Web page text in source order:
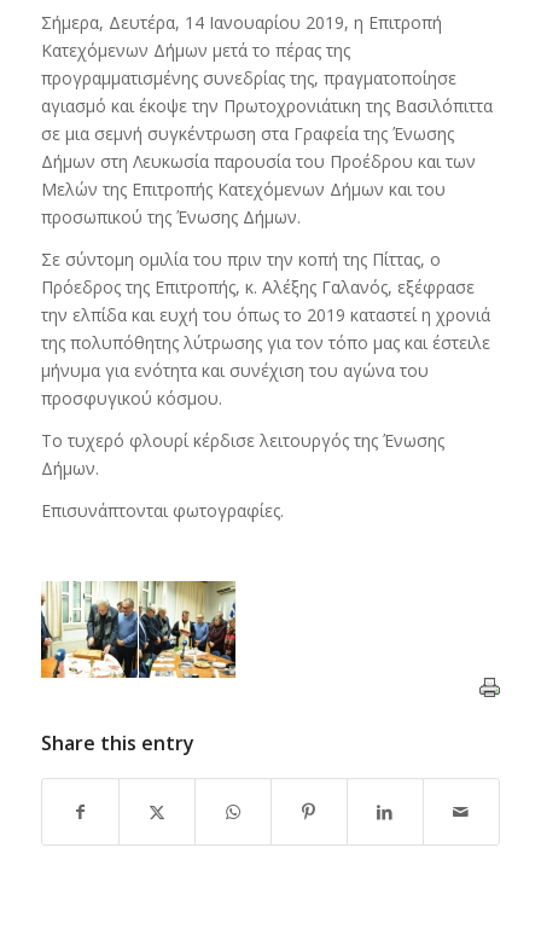
Σήμερα, Δευτέρα, 14 Ιανουαρίου 2019, η Επιτροπή
Κατεχόμενων Δήμων μετά το πέρας της
προγραμματισμένης συνεδρίας της, πραγματοποίησε
αγιασμό και έκοψε την Πρωτοχρονιάτικη της Βασιλόπιττα
σε μια σεμνή συγκέντρωση στα Γραφεία της Ένωσης
Δήμων στη Λευκωσία παρουσία του Προέδρου και των
Μελών της Επιτροπής Κατεχόμενων Δήμων και του
προσωπικού της Ένωσης Δήμων.
Σε σύντομη ομιλία του πριν την κοπή της Πίττας, ο
Πρόεδρος της Επιτροπής, κ. Αλέξης Γαλανός, εξέφρασε
την ελπίδα και ευχή του όπως το 2019 καταστεί η χρονιά
της πολυπόθητης λύτρωσης για τον τόπο μας και έστειλε
μήνυμα για ενότητα και συνέχιση του αγώνα του
προσφυγικού κόσμου.
Το τυχερό φλουρί κέρδισε λειτουργός της Ένωσης
Δήμων.
Επισυνάπτονται φωτογραφίες.
Share this entry